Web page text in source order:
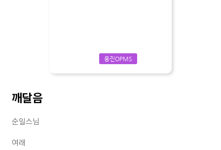
웅진OPMS
깨달음
순일스님
여래